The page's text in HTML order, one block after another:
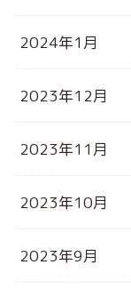
2024年1月
2023年12月
2023年11月
2023年10月
2023年9月